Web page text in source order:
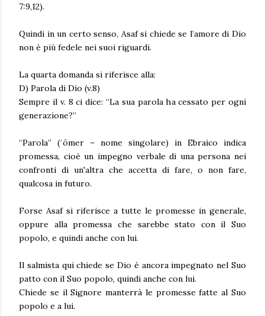
7:9,12).
Quindi in un certo senso, Asaf si chiede se l’amore di Dio
non è più fedele nei suoi riguardi.
La quarta domanda si riferisce alla:
D) Parola di Dio (v.8)
Sempre il v. 8 ci dice: “La sua parola ha cessato per ogni
generazione?”
“Parola” (ʾōmer – nome singolare) in Ebraico indica
promessa, cioè un impegno verbale di una persona nei
confronti di un'altra che accetta di fare, o non fare,
qualcosa in futuro.
Forse Asaf si riferisce a tutte le promesse in generale,
oppure alla promessa che sarebbe stato con il Suo
popolo, e quindi anche con lui.
Il salmista qui chiede se Dio è ancora impegnato nel Suo
patto con il Suo popolo, quindi anche con lui.
Chiede se il Signore manterrà le promesse fatte al Suo
popolo e a lui.